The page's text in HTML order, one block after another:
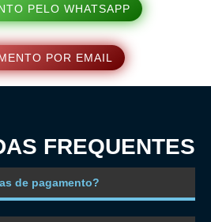
PELO WHATSAPP
POR EMAIL
FREQUENTES
de pagamento?